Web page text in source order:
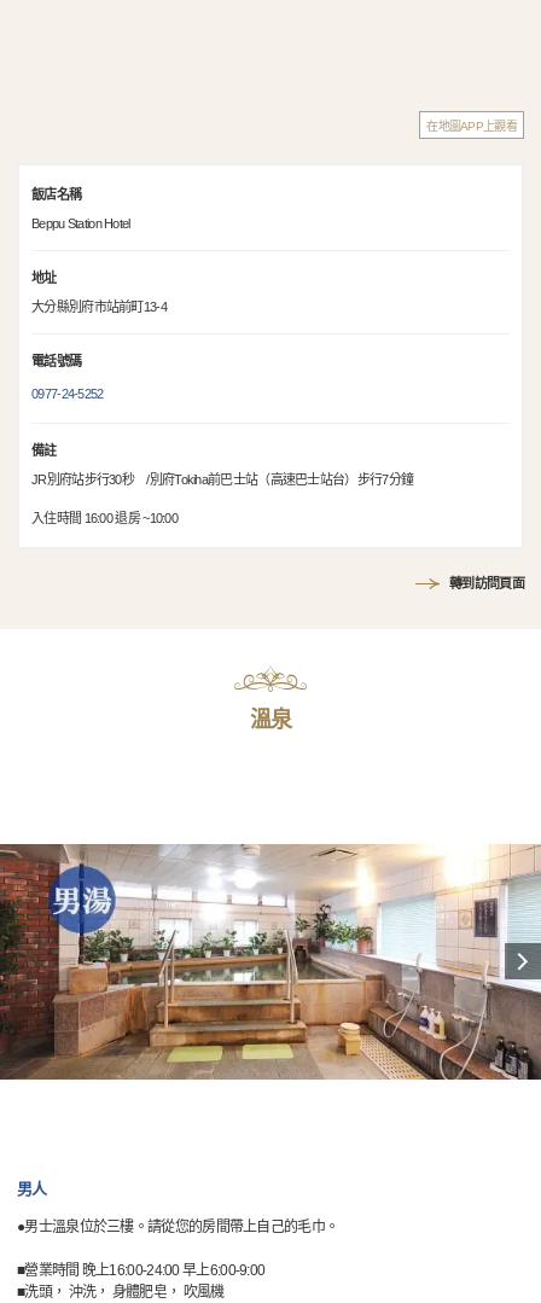
在地圖APP上觀看
飯店名稱
Beppu Station Hotel
地址
大分縣別府市站前町13-4
電話號碼
0977-24-5252
備註
JR別府站步行30秒 /別府Tokiha前巴士站（高速巴士站台）步行7分鐘
入住時間 16:00 退房 ~10:00
轉到訪問頁面
溫泉
男人
●男士溫泉位於三樓。請從您的房間帶上自己的毛巾。
■營業時間 晚上16:00-24:00 早上6:00-9:00
■洗頭， 沖洗， 身體肥皂， 吹風機